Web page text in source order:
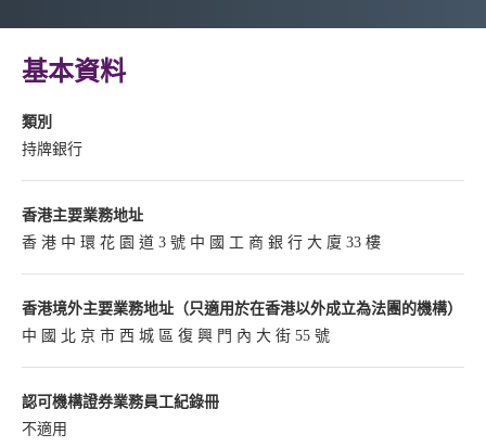
基本資料
類別
持牌銀行
香港主要業務地址
香 港 中 環 花 園 道 3 號 中 國 工 商 銀 行 大 廈 33 樓
香港境外主要業務地址（只適用於在香港以外成立為法團的機構）
中 國 北 京 市 西 城 區 復 興 門 內 大 街 55 號
認可機構證券業務員工紀錄冊
不適用